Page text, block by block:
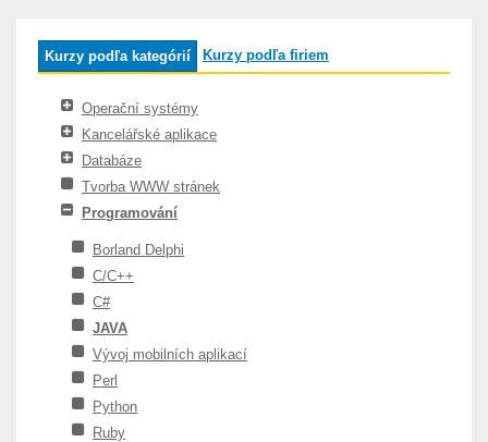
Kurzy podľa kategórií Kurzy podľa firiem
Operační systémy
Kancelářské aplikace
Databáze
Tvorba WWW stránek
Programování
Borland Delphi
C/C++
C#
JAVA
Vývoj mobilních aplikací
Perl
Python
Ruby